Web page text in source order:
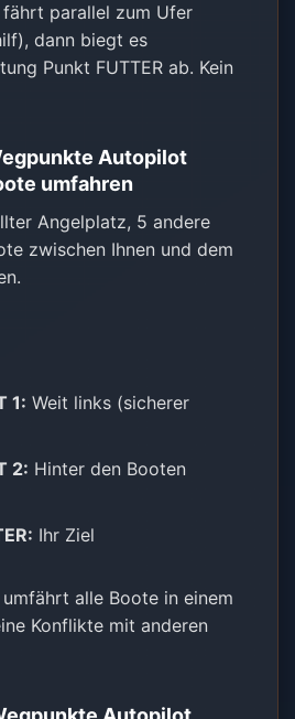
fährt parallel zum Ufer
dann biegt es
Punkt FUTTER ab. Kein
Autopilot
umfahren
Angelplatz, 5 andere
zwischen Ihnen und dem
1: Weit links (sicherer
2: Hinter den Booten
Ihr Ziel
alle Boote in einem
Konflikte mit anderen